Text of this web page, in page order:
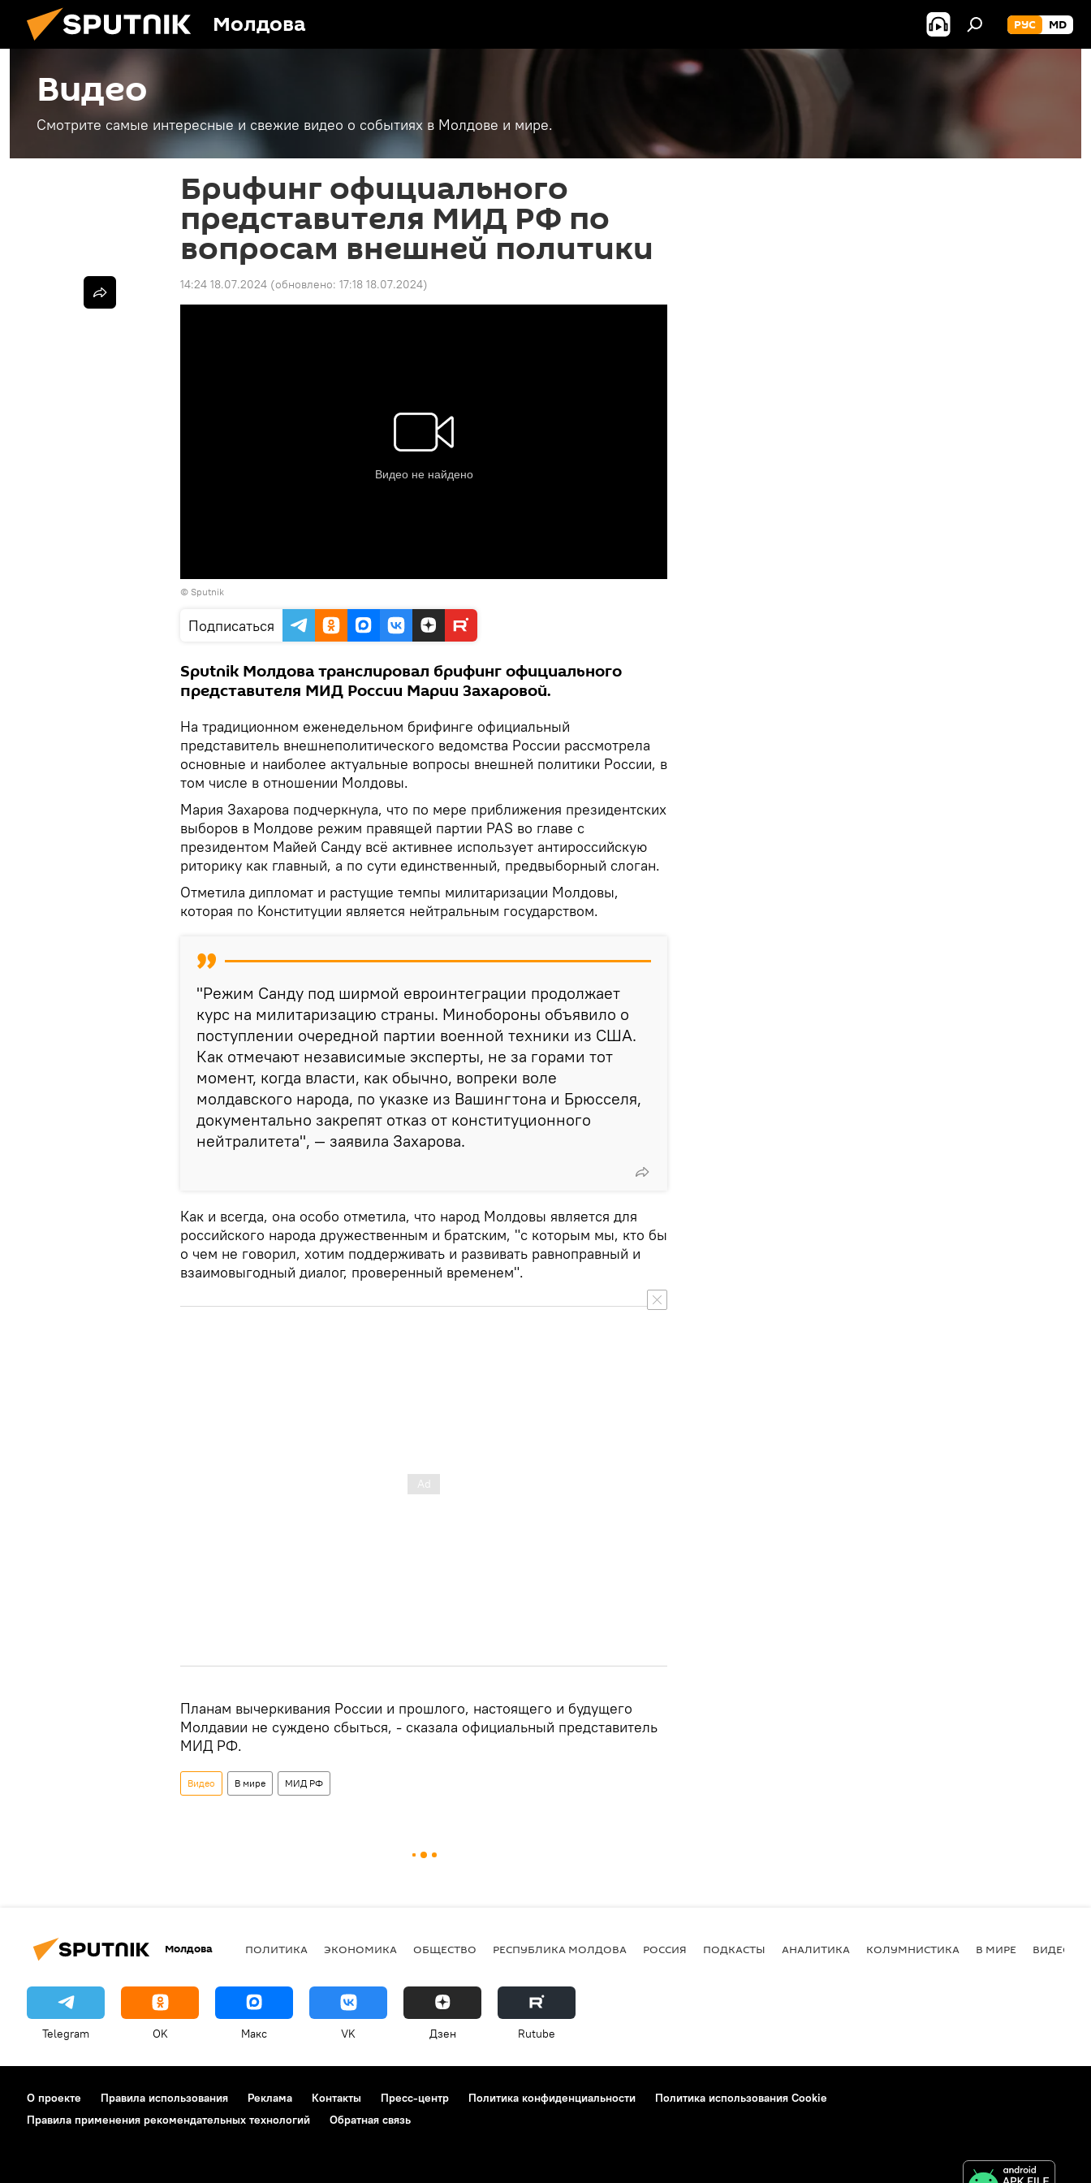
Молдова РУС MD
Видео
Смотрите самые интересные и свежие видео о событиях в Молдове и мире.
Брифинг официального
представителя МИД РФ по
вопросам внешней политики
14:24 18.07.2024 (обновлено: 17:18 18.07.2024)
© Sputnik
Подписаться
Sputnik Молдова транслировал брифинг официального
представителя МИД России Марии Захаровой.
На традиционном еженедельном брифинге официальный
представитель внешнеполитического ведомства России рассмотрела
основные и наиболее актуальные вопросы внешней политики России, в
том числе в отношении Молдовы.
Мария Захарова подчеркнула, что по мере приближения президентских
выборов в Молдове режим правящей партии PAS во главе с
президентом Майей Санду всё активнее использует антироссийскую
риторику как главный, а по сути единственный, предвыборный слоган.
Отметила дипломат и растущие темпы милитаризации Молдовы,
которая по Конституции является нейтральным государством.
"Режим Санду под ширмой евроинтеграции продолжает
курс на милитаризацию страны. Минобороны объявило о
поступлении очередной партии военной техники из США.
Как отмечают независимые эксперты, не за горами тот
момент, когда власти, как обычно, вопреки воле
молдавского народа, по указке из Вашингтона и Брюсселя,
документально закрепят отказ от конституционного
нейтралитета", — заявила Захарова.
Как и всегда, она особо отметила, что народ Молдовы является для
российского народа дружественным и братским, "с которым мы, кто бы
о чем не говорил, хотим поддерживать и развивать равноправный и
взаимовыгодный диалог, проверенный временем".
Планам вычеркивания России и прошлого, настоящего и будущего
Молдавии не суждено сбыться, - сказала официальный представитель
МИД РФ.
Видео В мире МИД РФ
Молдова ПОЛИТИКА ЭКОНОМИКА ОБЩЕСТВО РЕСПУБЛИКА МОЛДОВА РОССИЯ ПОДКАСТЫ АНАЛИТИКА КОЛУМНИСТИКА В МИРЕ ВИДЕО
Telegram OK Макс VK Дзен Rutube
О проекте Правила использования Реклама Контакты Пресс-центр Политика конфиденциальности
Политика использования Cookie
Правила применения рекомендательных технологий
Обратная связь